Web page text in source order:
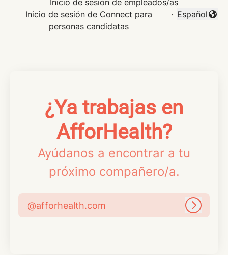
Inicio de sesión de empleados/as
Inicio de sesión de Connect para
personas candidatas
·
Cambiar
Español
¿Ya trabajas en
AfforHealth?
Ayúdanos a encontrar a tu
próximo compañero/a.
@afforhealth.com Iniciar